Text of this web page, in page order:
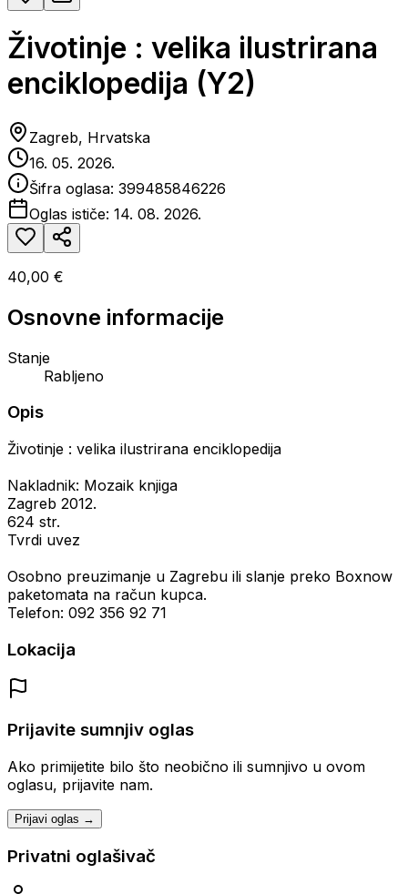
Životinje : velika ilustrirana
enciklopedija (Y2)
Zagreb, Hrvatska
16. 05. 2026.
Šifra oglasa: 399485846226
Oglas ističe: 14. 08. 2026.
40,00 €
Osnovne informacije
Stanje
Rabljeno
Opis
Životinje : velika ilustrirana enciklopedija
Nakladnik: Mozaik knjiga
Zagreb 2012.
624 str.
Tvrdi uvez
Osobno preuzimanje u Zagrebu ili slanje preko Boxnow
paketomata na račun kupca.
Telefon: 092 356 92 71
Lokacija
Prijavite sumnjiv oglas
Ako primijetite bilo što neobično ili sumnjivo u ovom
oglasu, prijavite nam.
Prijavi oglas →
Privatni oglašivač